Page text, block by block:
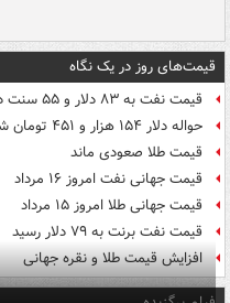
قیمت‌های روز در یک نگاه
قیمت نفت به ۸۳ دلار و ۵۵ سنت در هر بشکه رسید
حواله دلار ۱۵۴ هزار و ۴۵۱ تومان شد
قیمت طلا صعودی ماند
قیمت جهانی نفت امروز ۱۶ مرداد
قیمت جهانی طلا امروز ۱۵ مرداد
قیمت نفت برنت به ۷۹ دلار رسید
افزایش قیمت طلا و نقره جهانی